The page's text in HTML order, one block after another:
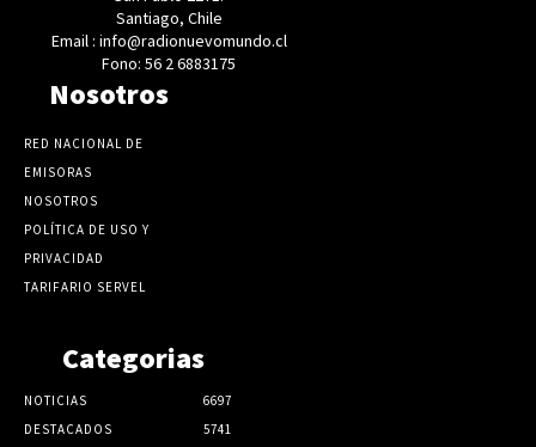
Santiago, Chile
Email : info@radionuevomundo.cl
Fono: 56 2 6883175
Nosotros
RED NACIONAL DE
EMISORAS
NOSOTROS
POLÍTICA DE USO Y
PRIVACIDAD
TARIFARIO SERVEL
Categorias
NOTICIAS
6697
DESTACADOS
5741